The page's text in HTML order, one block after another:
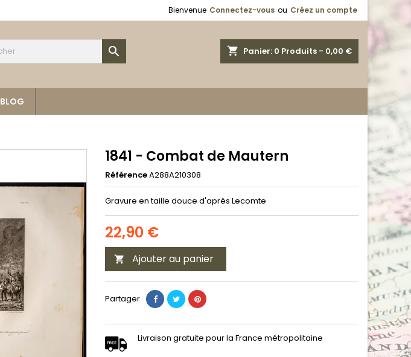
Bienvenue Connectez-vous ou Créez un compte
shopping_cart Panier: 0 Produits - 0,00 €

BLOG
1841 - Combat de Mautern
RéférenceA288A210308
Gravure en taille douce d'après Lecomte
22,90 €
 Ajouter au panier
Partager
Livraison gratuite pour la France métropolitaine